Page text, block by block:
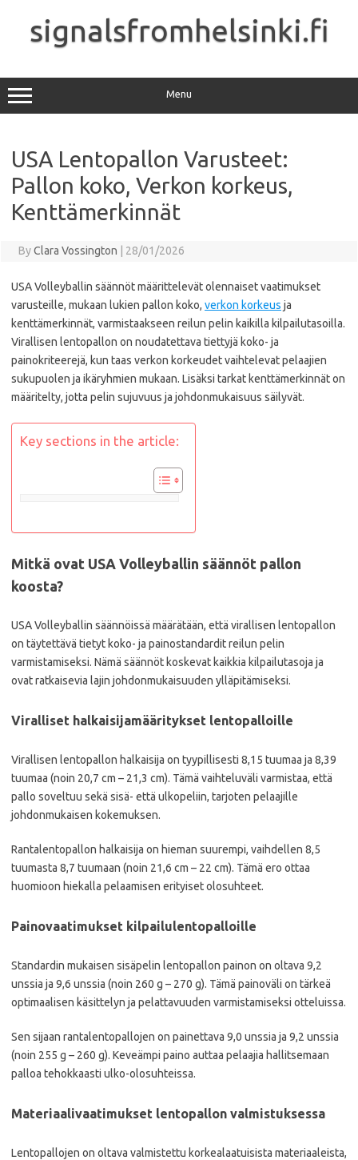
contentsignalsfromhelsinki.fi
Menu
USA Lentopallon Varusteet:
Pallon koko, Verkon korkeus,
Kenttämerkinnät
ByClara Vossington 28/01/2026
USA Volleyballin säännöt määrittelevät olennaiset vaatimukset
varusteille, mukaan lukien pallon koko, verkon korkeus ja
kenttämerkinnät, varmistaakseen reilun pelin kaikilla kilpailutasoilla.
Virallisen lentopallon on noudatettava tiettyjä koko- ja
painokriteerejä, kun taas verkon korkeudet vaihtelevat pelaajien
sukupuolen ja ikäryhmien mukaan. Lisäksi tarkat kenttämerkinnät on
määritelty, jotta pelin sujuvuus ja johdonmukaisuus säilyvät.
Key sections in the article:
Mitkä ovat USA Volleyballin säännöt pallon
koosta?
USA Volleyballin säännöissä määrätään, että virallisen lentopallon
on täytettävä tietyt koko- ja painostandardit reilun pelin
varmistamiseksi. Nämä säännöt koskevat kaikkia kilpailutasoja ja
ovat ratkaisevia lajin johdonmukaisuuden ylläpitämiseksi.
Viralliset halkaisijamääritykset lentopalloille
Virallisen lentopallon halkaisija on tyypillisesti 8,15 tuumaa ja 8,39
tuumaa (noin 20,7 cm – 21,3 cm). Tämä vaihteluväli varmistaa, että
pallo soveltuu sekä sisä- että ulkopeliin, tarjoten pelaajille
johdonmukaisen kokemuksen.
Rantalentopallon halkaisija on hieman suurempi, vaihdellen 8,5
tuumasta 8,7 tuumaan (noin 21,6 cm – 22 cm). Tämä ero ottaa
huomioon hiekalla pelaamisen erityiset olosuhteet.
Painovaatimukset kilpailulentopalloille
Standardin mukaisen sisäpelin lentopallon painon on oltava 9,2
unssia ja 9,6 unssia (noin 260 g – 270 g). Tämä painoväli on tärkeä
optimaalisen käsittelyn ja pelattavuuden varmistamiseksi otteluissa.
Sen sijaan rantalentopallojen on painettava 9,0 unssia ja 9,2 unssia
(noin 255 g – 260 g). Keveämpi paino auttaa pelaajia hallitsemaan
palloa tehokkaasti ulko-olosuhteissa.
Materiaalivaatimukset lentopallon valmistuksessa
Lentopallojen on oltava valmistettu korkealaatuisista materiaaleista,